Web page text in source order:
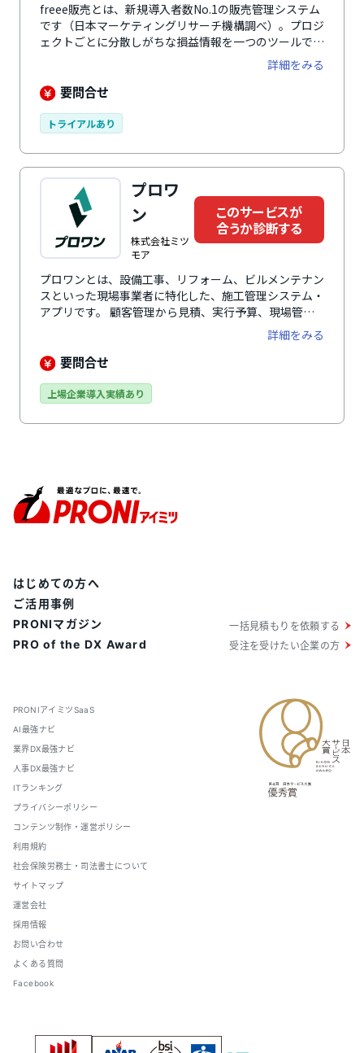
freee販売とは、新規導入者数No.1の販売管理システム
です（日本マーケティングリサーチ機構調べ）。プロジ
ェクトごとに分散しがちな損益情報を一つのツールでタ
イムリーに可視化できます。案件の受注見込みから経理
の支払処理まで、スムーズに一元管理します。これによ
り、煩雑な業務フローが効率化され、業務負担を減らし
つなげることで、部門間の連携を強化。コミュニケーシ
に、人件費を換算し、コスト削減に貢献します。
詳細をみる
要問合せ
トライアルあり
プロワ
ン
株式会社ミツ
モア
このサービスが
合うか診断する
プロワンとは、設備工事、リフォーム、ビルメンテナン
スといった現場事業者に特化した、施工管理システム・
アプリです。 顧客管理から見積、実行予算、現場管
理、請求、会計ソフトに連携するための仕訳データ生成
まで、現場と営業担当者の業務を一気通貫でカバーしま
す。業界特化ならではの業務フローと、エンタープライ
徴です。売上の最大化と事務工数の削減を同時に実現し
詳細をみる
要問合せ
上場企業導入実績あり
PRONIアイミツSaaS
AI最強ナビ
業界DX最強ナビ
人事DX最強ナビ
ITランキング
プライバシーポリシー
コンテンツ制作・運営ポリシー
利用規約
社会保険労務士・司法書士について
サイトマップ
運営会社
採用情報
お問い合わせ
よくある質問
Facebook
はじめての方へ
ご活用事例
PRONIマガジン
PRO of the DX Award
一括見積もりを依頼する
受注を受けたい企業の方